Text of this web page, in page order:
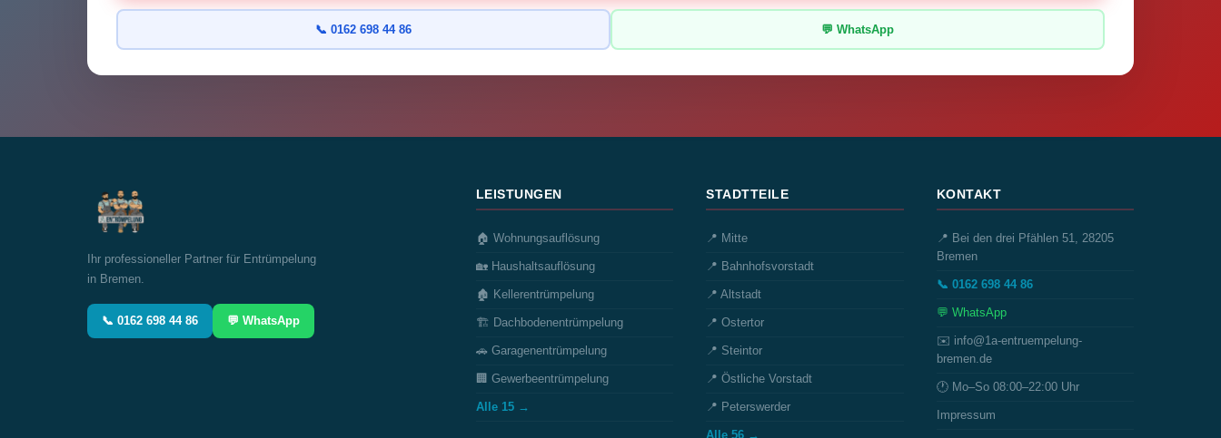
📞 0162 698 44 86 💬 WhatsApp
Ihr professioneller Partner für Entrümpelung
in Bremen.
📞 0162 698 44 86 💬 WhatsApp
LEISTUNGEN
🏠 Wohnungsauflösung
🏡 Haushaltsauflösung
🏚️ Kellerentrümpelung
🏗️ Dachbodenentrümpelung
🚗 Garagenentrümpelung
🏢 Gewerbeentrümpelung
Alle 15 →
STADTTEILE
📍 Mitte
📍 Bahnhofsvorstadt
📍 Altstadt
📍 Ostertor
📍 Steintor
📍 Östliche Vorstadt
📍 Peterswerder
Alle 56 →
KONTAKT
📍 Bei den drei Pfählen 51, 28205
Bremen
📞 0162 698 44 86
💬 WhatsApp
✉️ info@1a-entruempelung-
bremen.de
🕐 Mo–So 08:00–22:00 Uhr
Impressum